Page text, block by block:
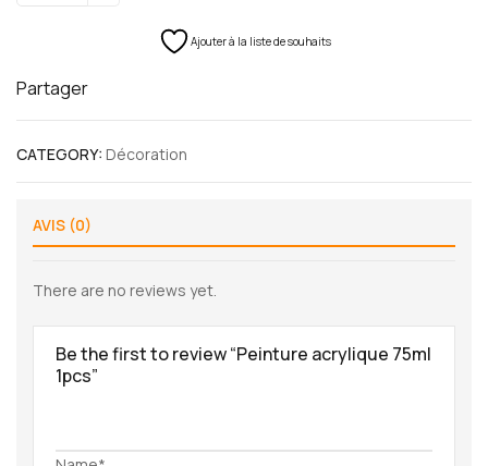
Ajouter à la liste de souhaits
Partager
CATEGORY: Décoration
AVIS (0)
There are no reviews yet.
Be the first to review “Peinture acrylique 75ml
1pcs”